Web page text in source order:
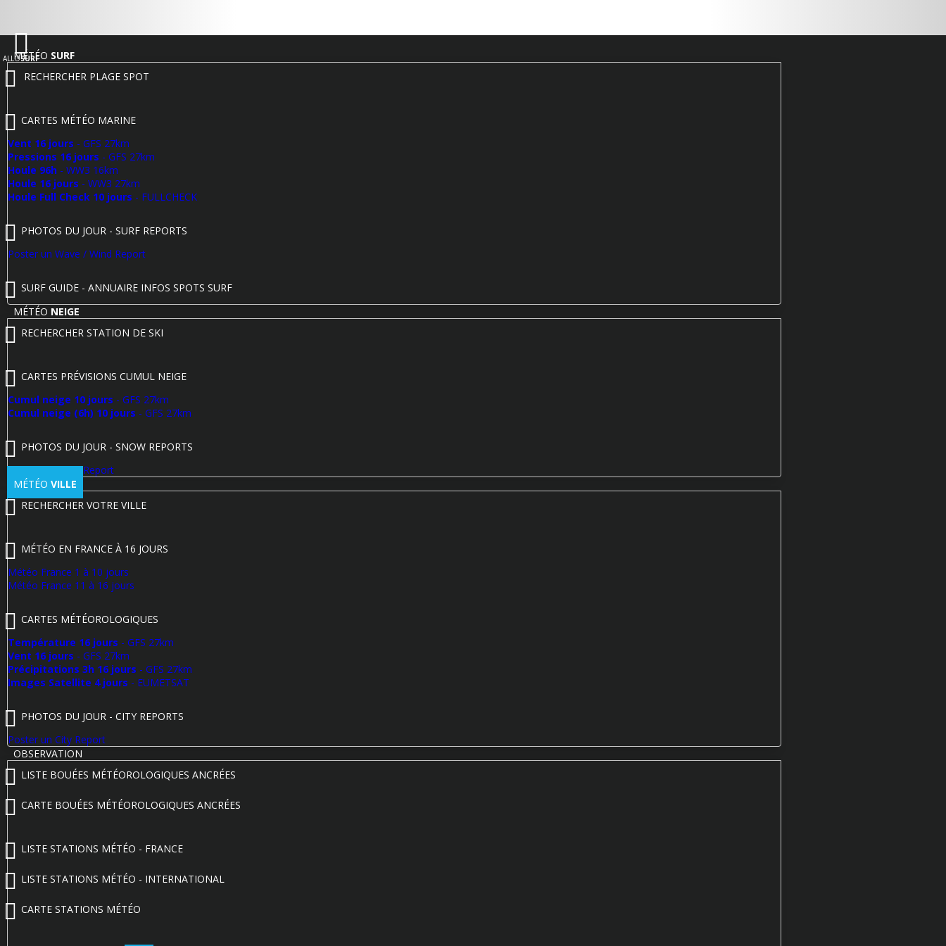
ALLOSURF
MÉTÉO SURF
RECHERCHER PLAGE SPOT
CARTES MÉTÉO MARINE
Vent 16 jours - GFS 27km
Pressions 16 jours - GFS 27km
Houle 96h - WW3 16km
Houle 16 jours - WW3 27km
Houle Full Check 10 jours - FULLCHECK
PHOTOS DU JOUR - SURF REPORTS
Poster un Wave / Wind Report
SURF GUIDE - ANNUAIRE INFOS SPOTS SURF
MÉTÉO NEIGE
RECHERCHER STATION DE SKI
CARTES PRÉVISIONS CUMUL NEIGE
Cumul neige 10 jours - GFS 27km
Cumul neige (6h) 10 jours - GFS 27km
PHOTOS DU JOUR - SNOW REPORTS
Poster un Snow Report
MÉTÉO VILLE
RECHERCHER VOTRE VILLE
MÉTÉO EN FRANCE À 16 JOURS
Météo France 1 à 10 jours
Météo France 11 à 16 jours
CARTES MÉTÉOROLOGIQUES
Température 16 jours - GFS 27km
Vent 16 jours - GFS 27km
Précipitations 3h 16 jours - GFS 27km
Images Satellite 4 jours - EUMETSAT
PHOTOS DU JOUR - CITY REPORTS
Poster un City Report
OBSERVATION
LISTE BOUÉES MÉTÉOROLOGIQUES ANCRÉES
CARTE BOUÉES MÉTÉOROLOGIQUES ANCRÉES
LISTE STATIONS MÉTÉO - FRANCE
LISTE STATIONS MÉTÉO - INTERNATIONAL
CARTE STATIONS MÉTÉO